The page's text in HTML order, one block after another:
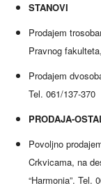
STANOVI
Prodajem
Pravnog
Prodajem
Tel. 061/137-370
PRODAJA-
Povoljno
Crkvicama, na
“Harmonia”. Tel.